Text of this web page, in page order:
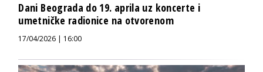
Dani Beograda do 19. aprila uz koncerte i
umetničke radionice na otvorenom
17/04/2026 | 16:00